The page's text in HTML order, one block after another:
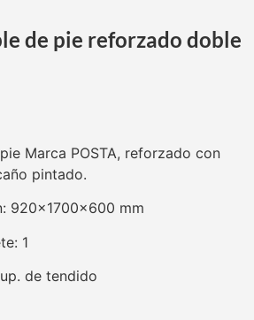
de pie reforzado doble
Marca POSTA, reforzado con
pintado.
920x1700x600 mm
1
de tendido